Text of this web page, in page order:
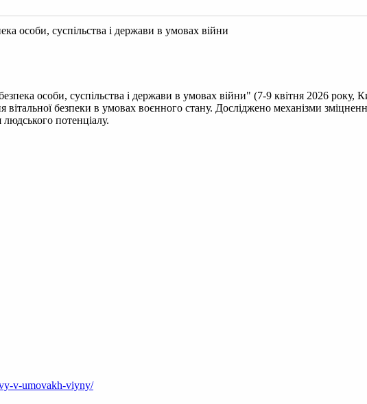
особи, суспільства і держави в умовах війни
особи, суспільства і держави в умовах війни" (7-9 квітня 2026 року,
безпеки в умовах воєнного стану. Досліджено механізми
потенціалу.
v-umovakh-viyny/